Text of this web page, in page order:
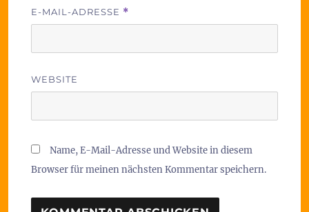
E-MAIL-ADRESSE *
WEBSITE
Name, E-Mail-Adresse und Website in diesem
Browser für meinen nächsten Kommentar speichern.